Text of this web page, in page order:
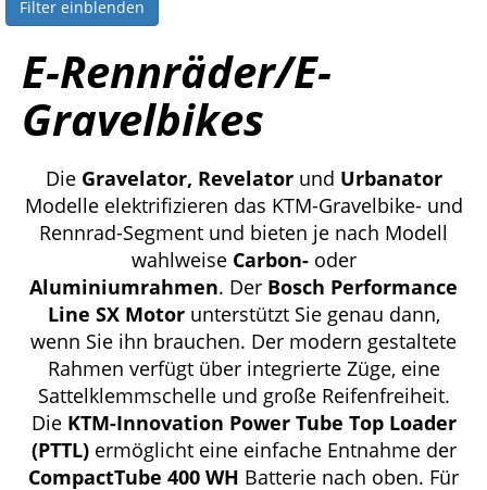
Filter einblenden
E-Rennräder/E-
Gravelbikes
Die Gravelator, Revelatorund Urbanator
Modelle elektrifizieren das KTM-Gravelbike- und
Rennrad-Segment und bieten je nach Modell
wahlweise Carbon-oder
Aluminiumrahmen. Der Bosch Performance
Line SX Motorunterstützt Sie genau dann,
wenn Sie ihn brauchen. Der modern gestaltete
Rahmen verfügt über integrierte Züge, eine
Sattelklemmschelle und große Reifenfreiheit.
Die KTM-Innovation Power Tube Top Loader
(PTTL)ermöglicht eine einfache Entnahme der
CompactTube 400 WH Batterie nach oben. Für